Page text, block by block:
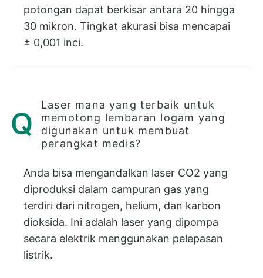
potongan dapat berkisar antara 20 hingga
30 mikron. Tingkat akurasi bisa mencapai
± 0,001 inci.
Laser mana yang terbaik untuk
memotong lembaran logam yang
digunakan untuk membuat
perangkat medis?
Anda bisa mengandalkan laser CO2 yang
diproduksi dalam campuran gas yang
terdiri dari nitrogen, helium, dan karbon
dioksida. Ini adalah laser yang dipompa
secara elektrik menggunakan pelepasan
listrik.